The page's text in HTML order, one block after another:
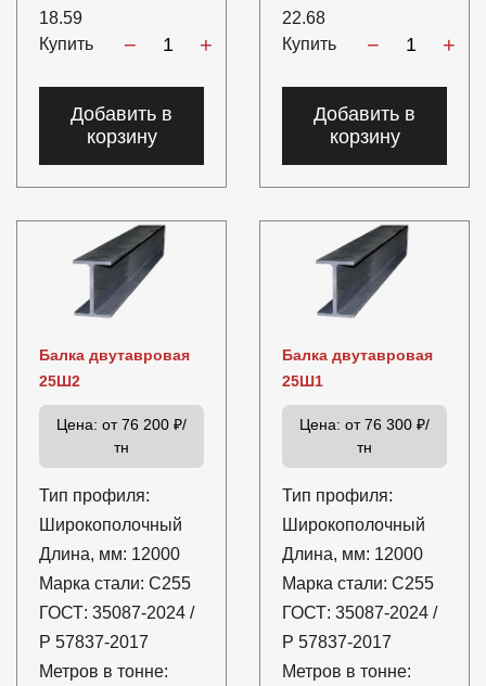
18.59
Купить
− +
Добавить в
корзину
22.68
Купить
− +
Добавить в
корзину
Балка двутавровая
25Ш2
Цена: от 76 200 ₽/
тн
Тип профиля:
Широкополочный
Длина, мм: 12000
Марка стали: С255
ГОСТ: 35087-2024 /
Р 57837-2017
Метров в тонне:
Балка двутавровая
25Ш1
Цена: от 76 300 ₽/
тн
Тип профиля:
Широкополочный
Длина, мм: 12000
Марка стали: С255
ГОСТ: 35087-2024 /
Р 57837-2017
Метров в тонне: